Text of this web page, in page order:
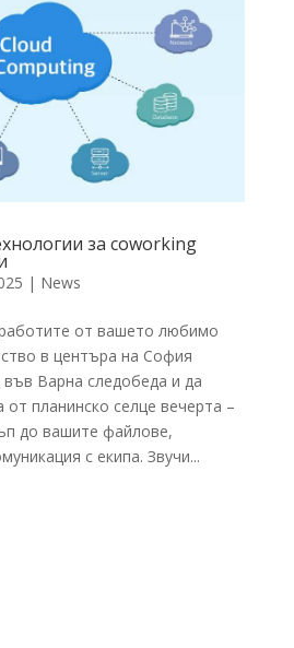
за coworking
| News
от вашето любимо
в центъра на София
Варна следобеда и да
планинско селце вечерта –
до вашите файлове,
с екипа. Звучи...